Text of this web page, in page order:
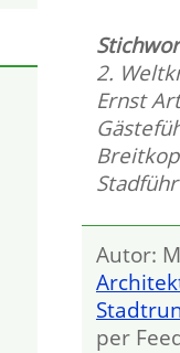
2.
Ernst
Autor:
per